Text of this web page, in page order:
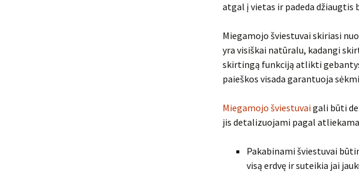
atgal į vietas ir padeda džiaugtis
Miegamojo šviestuvai skiriasi
yra visiškai natūralu, kadangi
skirtingą funkciją atlikti
paieškos visada garantuoja
Miegamojo šviestuvaigali būti
jis detalizuojami pagal
Pakabinami šviestuvai
visą erdvę ir suteikia jai